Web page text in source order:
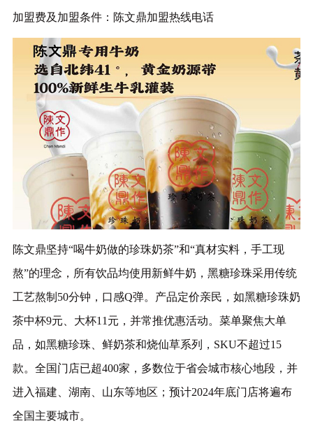
加盟费及加盟条件：陈文鼎加盟热线电话
陈文鼎坚持“喝牛奶做的珍珠奶茶”和“真材实料，手工现
熬”的理念，所有饮品均使用新鲜牛奶，黑糖珍珠采用传统
工艺熬制50分钟，口感Q弹。产品定价亲民，如黑糖珍珠奶
茶中杯9元、大杯11元，并常推优惠活动。菜单聚焦大单
品，如黑糖珍珠、鲜奶茶和烧仙草系列，SKU不超过15
款。‌全国门店已超400家，多数位于省会城市核心地段，并
进入福建、湖南、山东等地区；预计2024年底门店将遍布
全国主要城市。‌